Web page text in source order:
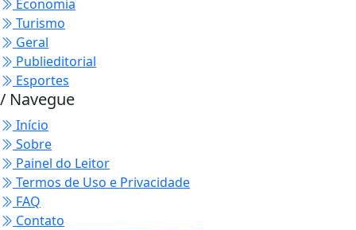
Economia
Turismo
Geral
Publieditorial
Esportes
/ Navegue
Início
Sobre
Painel do Leitor
Termos de Uso e Privacidade
FAQ
Contato